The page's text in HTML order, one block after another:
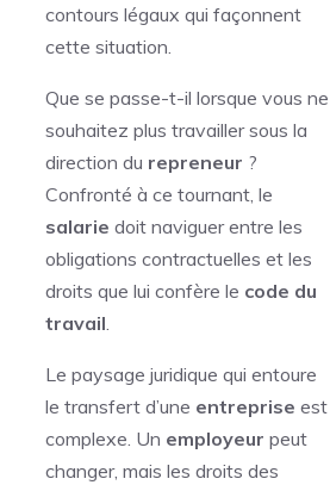
contours légaux qui façonnent
cette situation.
Que se passe-t-il lorsque vous ne
souhaitez plus travailler sous la
direction du repreneur ?
Confronté à ce tournant, le
salarie doit naviguer entre les
obligations contractuelles et les
droits que lui confère le code du
travail
Le paysage juridique qui entoure
le transfert d’une entreprise est
complexe. Un employeur peut
changer, mais les droits des